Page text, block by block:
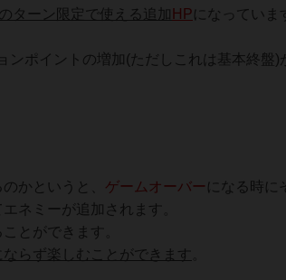
ターン限定で使える追加 HPになっていま
ンポイントの増加(ただしこれは基本終盤)
かというと、 ゲームオーバー になる時に
エネミーが追加されます。
とができます。
らず楽しむことができます